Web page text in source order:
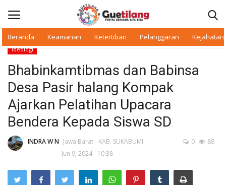
Beranda Keamanan Ketertiban Pelanggaran Kejahatan
Beranda
Daerah
Makan Bergizi
Ideologi
Bhabinkamtibmas dan Babinsa
Desa Pasir halang Kompak
Ajarkan Pelatihan Upacara
Bendera Kepada Siswa SD
INDRA W N Jawa Barat - KAB. SUKABUMI
Jun 9, 2024 - 10:38
0 88